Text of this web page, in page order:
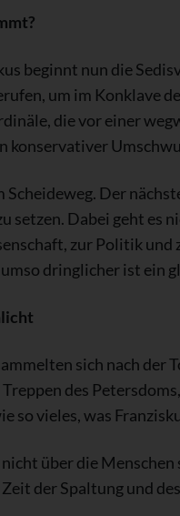
beginnt nun die
um im Konklave
die vor einer
konservativer
Der
setzen. Dabei geht es
zur Politik
dringlicher ist ein
sich nach der
des
so vieles, was
über die
der Spaltung und